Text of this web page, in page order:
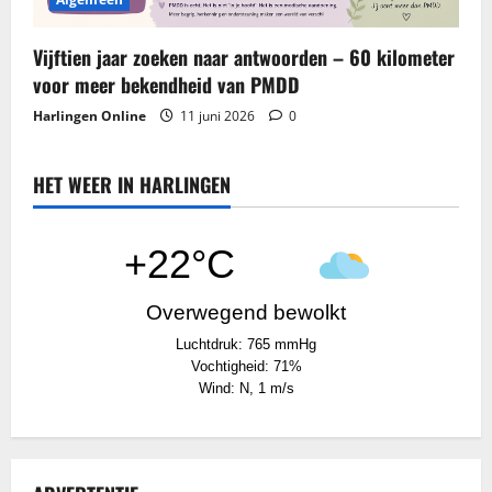
Vijftien jaar zoeken naar antwoorden – 60 kilometer
voor meer bekendheid van PMDD
Harlingen Online 11 juni 2026 0
HET WEER IN HARLINGEN
+22°C
Overwegend bewolkt
Luchtdruk: 765 mmHg
Vochtigheid: 71%
Wind: N, 1 m/s